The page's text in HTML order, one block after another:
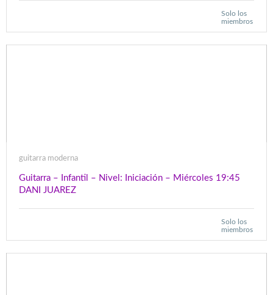
Solo los
miembros
guitarra moderna
Guitarra – Infantil – Nivel: Iniciación – Miércoles 19:45
DANI JUAREZ
Solo los
miembros